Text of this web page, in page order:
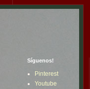
Síguenos!
Pinterest
Youtube